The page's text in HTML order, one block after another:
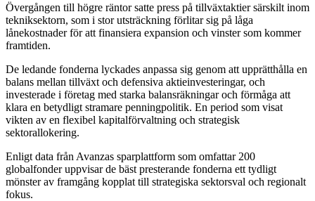
Övergången till högre räntor satte press på tillväxtaktier särskilt inom
tekniksektorn, som i stor utsträckning förlitar sig på låga
lånekostnader för att finansiera expansion och vinster som kommer
framtiden.
De ledande fonderna lyckades anpassa sig genom att upprätthålla en
balans mellan tillväxt och defensiva aktieinvesteringar, och
investerade i företag med starka balansräkningar och förmåga att
klara en betydligt stramare penningpolitik. En period som visat
vikten av en flexibel kapitalförvaltning och strategisk
sektorallokering.
Enligt data från Avanzas sparplattform som omfattar 200
globalfonder uppvisar de bäst presterande fonderna ett tydligt
mönster av framgång kopplat till strategiska sektorsval och regionalt
fokus.